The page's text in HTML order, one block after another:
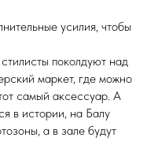
усилия, чтобы
поколдуют над
маркет, где можно
самый аксессуар. А
в истории, на Балу
а в зале будут